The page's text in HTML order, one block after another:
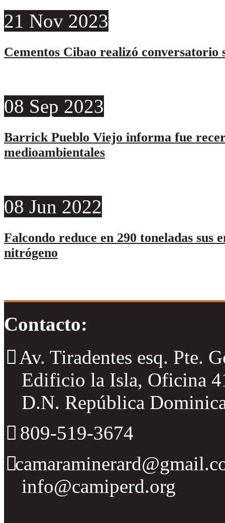
21 Nov 2023
Cementos Cibao realizó conversatorio
08 Sep 2023
Barrick Pueblo Viejo informa fue
medioambientales
08 Jun 2022
Falcondo reduce en 290 toneladas sus
nitrógeno
Contacto:
Av. Tiradentes esq. Pte.
Edificio la Isla, Oficina
D.N. República
809-519-3674
info@camiperd.org